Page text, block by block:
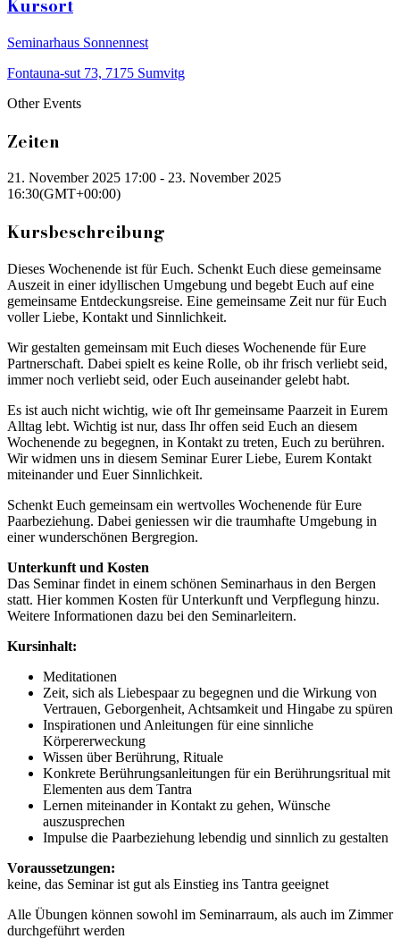
Kursort
Seminarhaus Sonnennest
Fontauna-sut 73, 7175 Sumvitg
Other Events
Zeiten
21. November 2025 17:00 - 23. November 2025
16:30(GMT+00:00)
Kursbeschreibung
Dieses Wochenende ist für Euch. Schenkt Euch diese gemeinsame
Auszeit in einer idyllischen Umgebung und begebt Euch auf eine
gemeinsame Entdeckungsreise. Eine gemeinsame Zeit nur für Euch
voller Liebe, Kontakt und Sinnlichkeit.
Wir gestalten gemeinsam mit Euch dieses Wochenende für Eure
Partnerschaft. Dabei spielt es keine Rolle, ob ihr frisch verliebt seid,
immer noch verliebt seid, oder Euch auseinander gelebt habt.
Es ist auch nicht wichtig, wie oft Ihr gemeinsame Paarzeit in Eurem
Alltag lebt. Wichtig ist nur, dass Ihr offen seid Euch an diesem
Wochenende zu begegnen, in Kontakt zu treten, Euch zu berühren.
Wir widmen uns in diesem Seminar Eurer Liebe, Eurem Kontakt
miteinander und Euer Sinnlichkeit.
Schenkt Euch gemeinsam ein wertvolles Wochenende für Eure
Paarbeziehung. Dabei geniessen wir die traumhafte Umgebung in
einer wunderschönen Bergregion.
Unterkunft und Kosten
Das Seminar findet in einem schönen Seminarhaus in den Bergen
statt. Hier kommen Kosten für Unterkunft und Verpflegung hinzu.
Weitere Informationen dazu bei den Seminarleitern.
Kursinhalt:
Meditationen
Zeit, sich als Liebespaar zu begegnen und die Wirkung von
Vertrauen, Geborgenheit, Achtsamkeit und Hingabe zu spüren
Inspirationen und Anleitungen für eine sinnliche
Körpererweckung
Wissen über Berührung, Rituale
Konkrete Berührungsanleitungen für ein Berührungsritual mit
Elementen aus dem Tantra
Lernen miteinander in Kontakt zu gehen, Wünsche
auszusprechen
Impulse die Paarbeziehung lebendig und sinnlich zu gestalten
Voraussetzungen:
keine, das Seminar ist gut als Einstieg ins Tantra geeignet
Alle Übungen können sowohl im Seminarraum, als auch im Zimmer
durchgeführt werden